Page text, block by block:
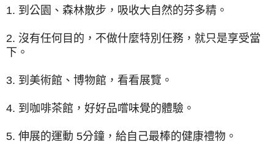
1. 到公園、森林散步，吸收大自然的芬多精。
2. 沒有任何目的，不做什麼特別任務，就只是享受當
下。
3. 到美術館、博物館，看看展覽。
4. 到咖啡茶館，好好品嚐味覺的體驗。
5. 伸展的運動 5分鐘，給自己最棒的健康禮物。